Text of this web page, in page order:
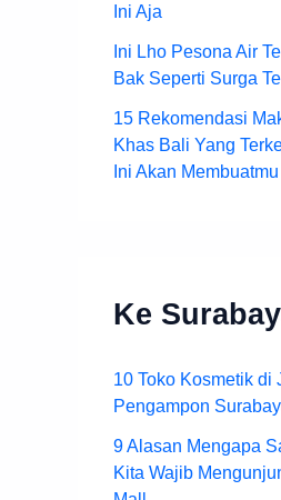
Ini Aja
Ini Lho Pesona Air
Bak Seperti Surga
15 Rekomendasi
Khas Bali Yang
Ini Akan
Ke
10 Toko Kosmetik di
Pengampon
9 Alasan Mengapa
Kita Wajib